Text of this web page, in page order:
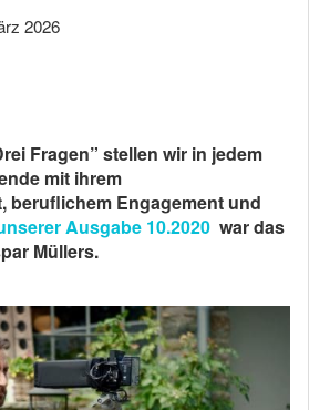
2026
Fragen” stellen wir in jedem
mit ihrem
beruflichem Engagement und
Ausgabe 10.2020 war das
Müllers.